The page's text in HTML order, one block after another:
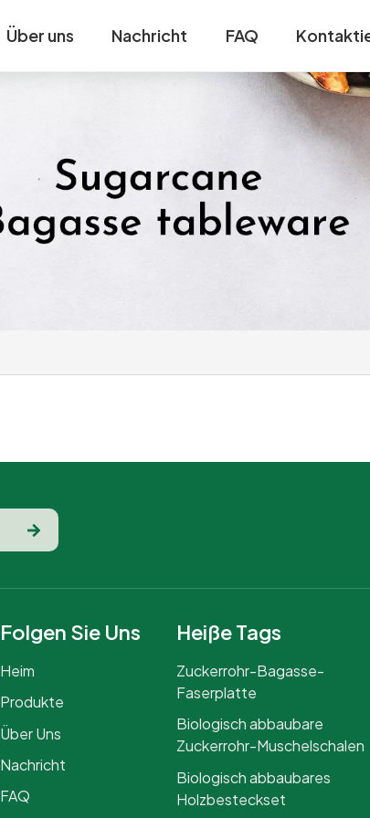
Über uns Nachricht FAQ
Folgen Sie Uns
Heim
Produkte
Über Uns
Nachricht
FAQ
Heiße Tags
Zuckerrohr-Bagasse-
Faserplatte
Biologisch abbaubare
Zuckerrohr-Muschelschalen
Biologisch abbaubares
Holzbesteckset